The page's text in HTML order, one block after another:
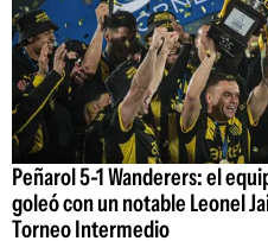
Peñarol 5-1 Wanderers: el
goleó con un notable Leonel
Torneo Intermedio